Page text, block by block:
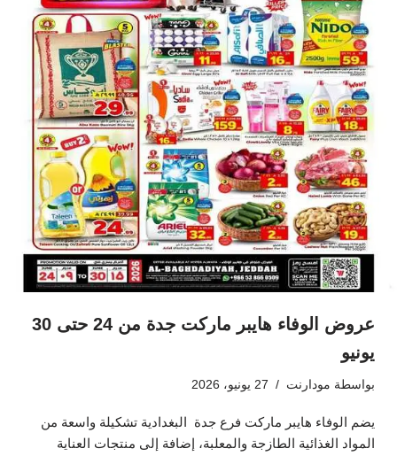
عروض الوفاء هايبر ماركت جدة من 24 حتى 30
يونيو
بواسطة مودارنت 27 يونيو، 2026
يضم الوفاء هايبر ماركت فرع جدة البغدادية تشكيلة واسعة من
المواد الغذائية الطازجة والمعلبة، إضافة إلى منتجات العناية